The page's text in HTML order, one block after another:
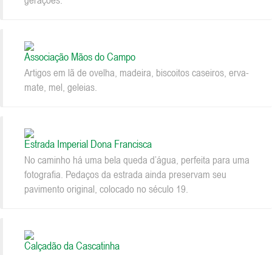
Associação Mãos do Campo
Artigos em lã de ovelha, madeira, biscoitos caseiros, erva-
mate, mel, geleias.
Estrada Imperial Dona Francisca
No caminho há uma bela queda d’água, perfeita para uma
fotografia. Pedaços da estrada ainda preservam seu
pavimento original, colocado no século 19.
Calçadão da Cascatinha